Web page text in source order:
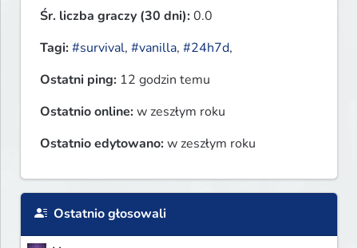
Śr. liczba graczy (30 dni):0.0
Tagi:#survival, #vanilla, #24h7d,
Ostatni ping: 12 godzin temu
Ostatnio online:w zeszłym roku
Ostatnio edytowano:w zeszłym roku
Ostatnio głosowali